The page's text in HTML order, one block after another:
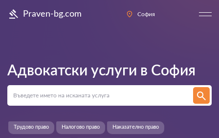
Praven-bg.com София
Адвокатски услуги в София
Трудово право Налогово право Наказателно право